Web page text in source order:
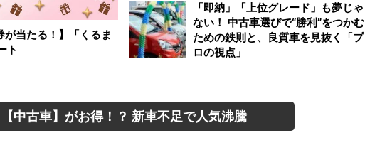
が当たる！】「くるま
ト
「即納」「上位グレード」も夢じゃ
ない！ 中古車選びで“勝利”をつかむ
ための鉄則と、良質車を見抜く「プ
ロの視点」
【中古車】がお得！？ 新車不足で人気沸騰